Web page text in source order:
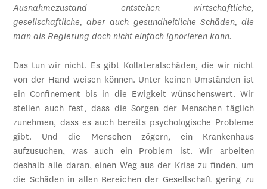
Ausnahmezustand entstehen wirtschaftliche,
gesellschaftliche, aber auch gesundheitliche Schäden, die
man als Regierung doch nicht einfach ignorieren kann.
Das tun wir nicht. Es gibt Kollateralschäden, die wir nicht
von der Hand weisen können. Unter keinen Umständen ist
ein Confinement bis in die Ewigkeit wünschenswert. Wir
stellen auch fest, dass die Sorgen der Menschen täglich
zunehmen, dass es auch bereits psychologische Probleme
gibt. Und die Menschen zögern, ein Krankenhaus
aufzusuchen, was auch ein Problem ist. Wir arbeiten
deshalb alle daran, einen Weg aus der Krise zu finden, um
die Schäden in allen Bereichen der Gesellschaft gering zu